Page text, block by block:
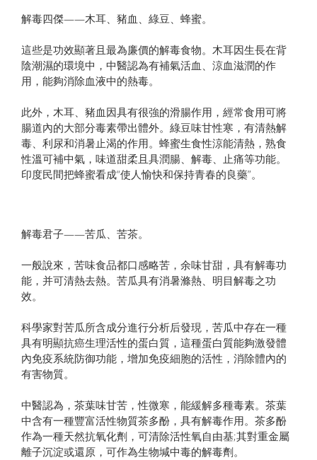
解毒四傑——木耳、豬血、綠豆、蜂蜜。
這些是功效顯著且最為廉價的解毒食物。木耳因生長在背
陰潮濕的環境中，中醫認為有補氣活血、涼血滋潤的作
用，能夠消除血液中的熱毒。
此外，木耳、豬血因具有很強的滑腸作用，經常食用可將
腸道內的大部分毒素帶出體外。綠豆味甘性寒，有清熱解
毒、利尿和消暑止渴的作用。蜂蜜生食性涼能清熱，熟食
性溫可補中氣，味道甜柔且具潤腸、解毒、止痛等功能。
印度民間把蜂蜜看成“使人愉快和保持青春的良藥”。
解毒君子——苦瓜、苦茶。
一般說來，苦味食品都口感略苦，余味甘甜，具有解毒功
能，并可清熱去熱。苦瓜具有消暑滌熱、明目解毒之功
效。
科學家對苦瓜所含成分進行分析后發現，苦瓜中存在一種
具有明顯抗癌生理活性的蛋白質，這種蛋白質能夠激發體
內免疫系統防御功能，增加免疫細胞的活性，消除體內的
有害物質。
中醫認為，茶葉味甘苦，性微寒，能緩解多種毒素。茶葉
中含有一種豐富活性物質茶多酚，具有解毒作用。茶多酚
作為一種天然抗氧化劑，可清除活性氧自由基;其對重金屬
離子沉淀或還原，可作為生物堿中毒的解毒劑。